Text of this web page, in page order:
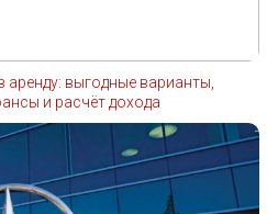
аренду: выгодные варианты,
и расчёт дохода